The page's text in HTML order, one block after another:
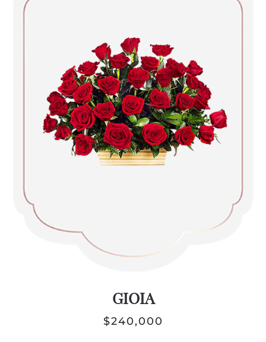
GIOIA
$240,000